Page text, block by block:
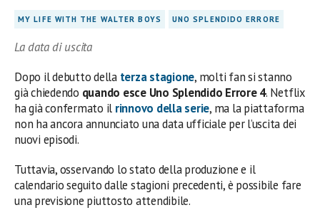
MY LIFE WITH THE WALTER BOYS UNO SPLENDIDO ERRORE
La data di uscita
Dopo il debutto della terza stagione, molti fan si stanno
già chiedendo quando esce Uno Splendido Errore 4. Netflix
ha già confermato il rinnovo della serie, ma la piattaforma
non ha ancora annunciato una data ufficiale per l’uscita dei
nuovi episodi.
Tuttavia, osservando lo stato della produzione e il
calendario seguito dalle stagioni precedenti, è possibile fare
una previsione piuttosto attendibile.